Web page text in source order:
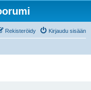
Kirjaudu sisään
Rekisteröidy